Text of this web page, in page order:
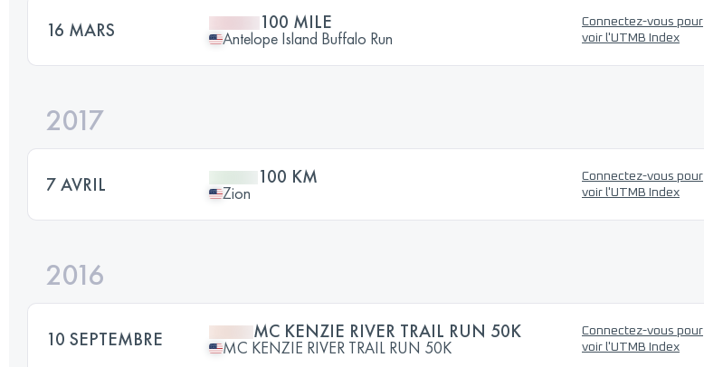
16 MARS 100 MILE
Antelope Island Buffalo Run
Connectez-vous pour
voir l'UTMB Index
2017
7 AVRIL 100 KM
Zion
Connectez-vous pour
voir l'UTMB Index
2016
10 SEPTEMBRE MC KENZIE RIVER TRAIL RUN 50K
MC KENZIE RIVER TRAIL RUN 50K
Connectez-vous pour
voir l'UTMB Index